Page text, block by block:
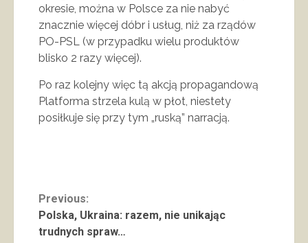
okresie, można w Polsce za nie nabyć
znacznie więcej dóbr i usług, niż za rządów
PO-PSL (w przypadku wielu produktów
blisko 2 razy więcej).
Po raz kolejny więc tą akcją propagandową
Platforma strzela kulą w płot, niestety
posiłkuje się przy tym „ruską” narracją.
Continue
Reading
Previous:
Polska, Ukraina: razem, nie unikając
trudnych spraw…